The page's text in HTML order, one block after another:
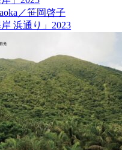
／笹岡啓子
浜通り」 2023